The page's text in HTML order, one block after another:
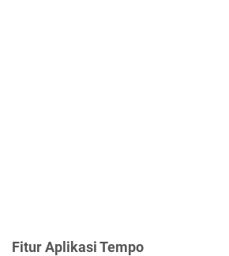
Fitur Aplikasi Tempo